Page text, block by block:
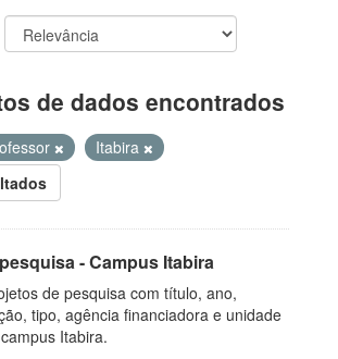
de dados encontrados
Itabira
- Campus Itabira
de pesquisa com título, ano,
tipo, agência financiadora e unidade
Itabira.